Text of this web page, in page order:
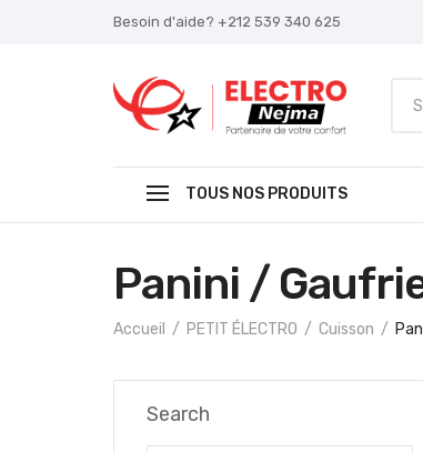
Besoin d'aide? +212 539 340 625
TOUS NOS PRODUITS
Panini /
Accueil PETIT ÉLECTRO Cuisson
Search